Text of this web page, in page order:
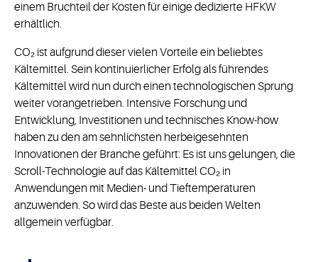
einem Bruchteil der Kosten für einige dedizierte HFKW
erhältlich.
CO₂ ist aufgrund dieser vielen Vorteile ein beliebtes
Kältemittel. Sein kontinuierlicher Erfolg als führendes
Kältemittel wird nun durch einen technologischen Sprung
weiter vorangetrieben. Intensive Forschung und
Entwicklung, Investitionen und technisches Know-how
haben zu den am sehnlichsten herbeigesehnten
Innovationen der Branche geführt: Es ist uns gelungen, die
Scroll-Technologie auf das Kältemittel CO₂ in
Anwendungen mit Medien- und Tieftemperaturen
anzuwenden. So wird das Beste aus beiden Welten
allgemein verfügbar.